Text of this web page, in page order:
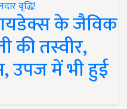
के जैविक
की तस्वीर,
उपज में भी हुई